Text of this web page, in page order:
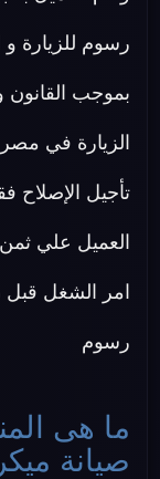
رسوم للزيارة و
بموجب
الزيارة في
تأجيل الإصلاح
العميل علي
امر الشغل
رسوم
ما هى
صيانة